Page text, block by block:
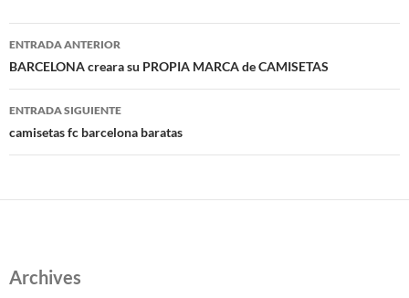
Navegación
de
entradas
ENTRADA ANTERIOR
BARCELONA creara su PROPIA MARCA de CAMISETAS
ENTRADA SIGUIENTE
camisetas fc barcelona baratas
Archives